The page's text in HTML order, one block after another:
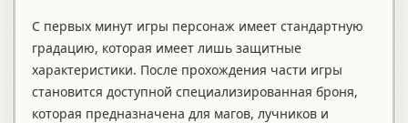
С первых минут игры персонаж имеет стандартную
градацию, которая имеет лишь защитные
характеристики. После прохождения части игры
становится доступной специализированная броня,
которая предназначена для магов, лучников и